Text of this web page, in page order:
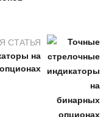
СТАТЬЯ
на